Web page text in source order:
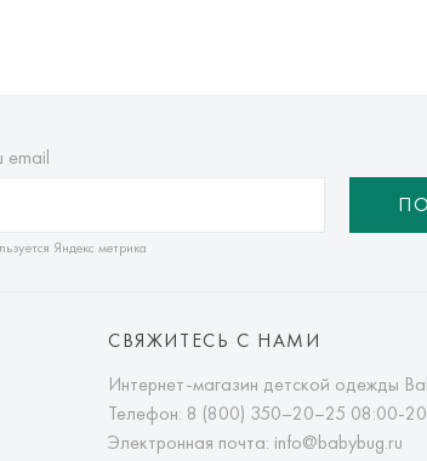
email
Яндекс метрика
СВЯЖИТЕСЬ С НАМИ
Интернет-магазин детской одежды
Телефон: 8 (800) 350–20–25 08:00-
Электронная почта: info@babybug.ru